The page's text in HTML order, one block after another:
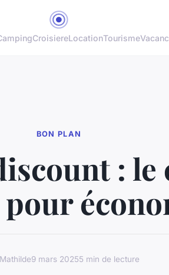
CroisiereLocationTourisme
BON PLAN
: le
Mathilde9 mars 20255 min de lecture